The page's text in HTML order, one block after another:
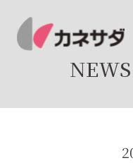
生
NEWS